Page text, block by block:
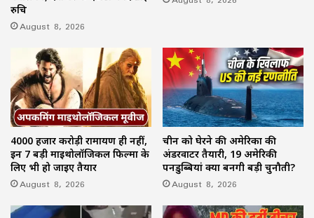
रुचि
August 8, 2026
4000 हजार करोड़ी रामायण ही नहीं,
इन 7 बड़ी माइथोलॉजिकल फिल्मों के
लिए भी हो जाइए तैयार
August 8, 2026
चीन को घेरने की अमेरिका की
अंडरवाटर तैयारी, 19 अमेरिकी
पनडुब्बियां क्यों बनेंगी बड़ी चुनौती?
August 8, 2026